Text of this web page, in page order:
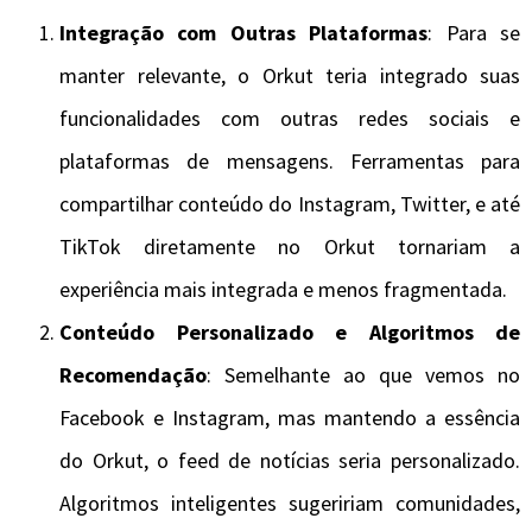
Integração com Outras Plataformas: Para se
manter relevante, o Orkut teria integrado suas
funcionalidades com outras redes sociais e
plataformas de mensagens. Ferramentas para
compartilhar conteúdo do Instagram, Twitter, e até
TikTok diretamente no Orkut tornariam a
experiência mais integrada e menos fragmentada.
Conteúdo Personalizado e Algoritmos de
Recomendação: Semelhante ao que vemos no
Facebook e Instagram, mas mantendo a essência
do Orkut, o feed de notícias seria personalizado.
Algoritmos inteligentes sugeririam comunidades,